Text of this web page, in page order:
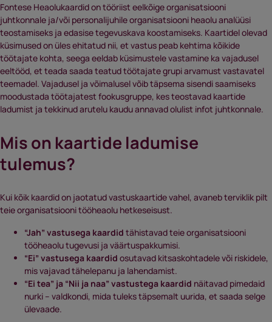
Fontese Heaolukaardid on tööriist eelkõige organisatsiooni
juhtkonnale ja/või personalijuhile organisatsiooni heaolu analüüsi
teostamiseks ja edasise tegevuskava koostamiseks. Kaartidel olevad
küsimused on üles ehitatud nii, et vastus peab kehtima kõikide
töötajate kohta, seega eeldab küsimustele vastamine ka vajadusel
eeltööd, et teada saada teatud töötajate grupi arvamust vastavatel
teemadel. Vajadusel ja võimalusel võib täpsema sisendi saamiseks
moodustada töötajatest fookusgruppe, kes teostavad kaartide
ladumist ja tekkinud arutelu kaudu annavad olulist infot juhtkonnale.
Mis on kaartide ladumise
tulemus?
Kui kõik kaardid on jaotatud vastuskaartide vahel, avaneb terviklik pilt
teie organisatsiooni tööheaolu hetkeseisust.
“Jah” vastusega kaardid tähistavad teie organisatsiooni
tööheaolu tugevusi ja väärtuspakkumisi.
“Ei” vastusega kaardid osutavad kitsaskohtadele või riskidele,
mis vajavad tähelepanu ja lahendamist.
“Ei tea” ja “Nii ja naa” vastustega kaardid näitavad pimedaid
nurki – valdkondi, mida tuleks täpsemalt uurida, et saada selge
ülevaade.